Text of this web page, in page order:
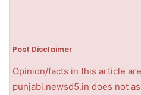
Post Disclaimer
Opinion/facts in this article
punjabi.newsd5.in does not